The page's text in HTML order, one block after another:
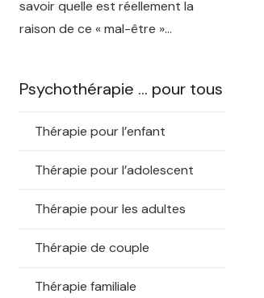
savoir quelle est réellement la
raison de ce « mal-être »…
Psychothérapie … pour tous
Thérapie pour l’enfant
Thérapie pour l’adolescent
Thérapie pour les adultes
Thérapie de couple
Thérapie familiale